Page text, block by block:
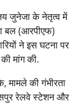
जुनेजा के नेतृत्व में
बल (आरपीएफ)
ने इस घटना पर
मांग की.
मामले की गंभीरता
रेलवे स्टेशन और